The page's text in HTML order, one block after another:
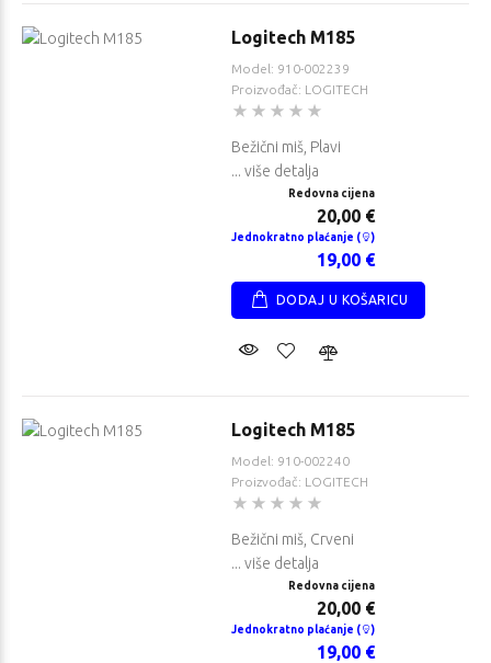
Logitech M185
Model: 910-002239
Proizvođač: LOGITECH
Bežični miš, Plavi
... više detalja
Redovna cijena
20,00 €
Jednokratno plaćanje ( )
19,00 €
DODAJ U KOŠARICU
Logitech M185
Model: 910-002240
Proizvođač: LOGITECH
Bežični miš, Crveni
... više detalja
Redovna cijena
20,00 €
Jednokratno plaćanje ( )
19,00 €